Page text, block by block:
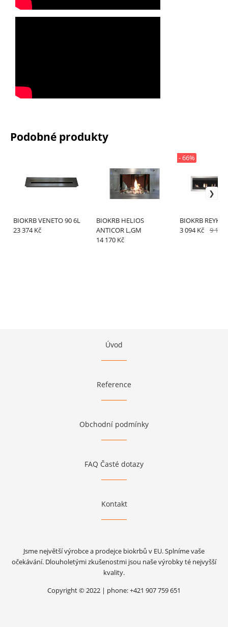
Podobné produkty
BIOKRB VENETO 90 6L
23 374 Kč
BIOKRB HELIOS
ANTICOR L,GM
14 170 Kč
BIOKRB
- 66%
3 094 Kč 9 100
Úvod
Reference
Obchodní podmínky
FAQ Časté dotazy
Kontakt
Jsme největší výrobce a prodejce biokrbů v EU. Splníme vaše
očekávání. Dlouholetými zkušenostmi jsou naše výrobky té nejvyšší
kvality.
Copyright © 2022 | phone: +421 907 759 651